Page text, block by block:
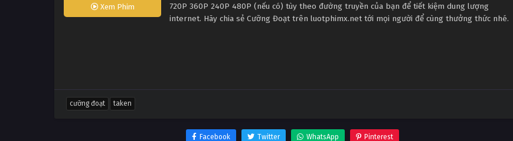
Xem Phim
720P 360P 240P 480P (nếu có) tùy theo đường truyền của bạn để tiết kiệm dung lượng
internet. Hãy chia sẻ Cưỡng Đoạt trên luotphimx.net tới mọi người để cùng thưởng thức nhé.
cưỡng đoạt taken
Facebook Twitter WhatsApp Pinterest